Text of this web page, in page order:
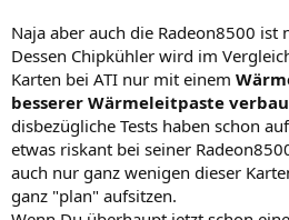
Naja aber auch die Radeon8500 ist
Dessen Chipkühler wird im
Karten bei ATI nur mit einem
besserer Wärmeleitpaste
disbezügliche Tests haben schon
etwas riskant bei seiner
auch nur ganz wenigen dieser
ganz "plan" aufsitzen.